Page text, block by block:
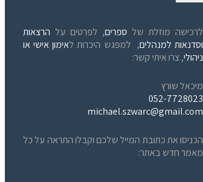
לרכישה מוזלת של ספרים, לפרטים על הרצאות
וסדנאות למנהלים, למפגש היכרות לאימון אישי או
ניהולי, צרו איתי קשר:
מיכאל שורץ
052-7728023
michael.szwarc@gmail.com
הכניסו את כתובת המייל שלכם וקבלו התראה על כל
מאמר חדש באתר: